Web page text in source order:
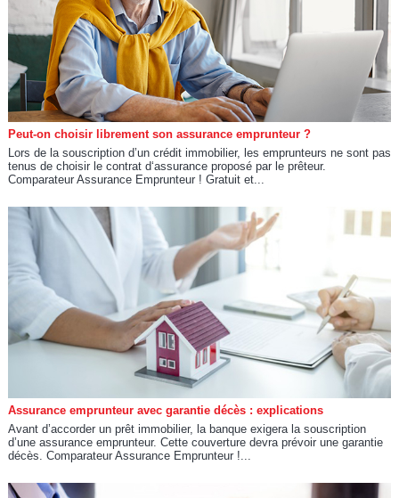
Peut-on choisir librement son assurance emprunteur ?
Lors de la souscription d’un crédit immobilier, les emprunteurs ne sont pas
tenus de choisir le contrat d‘assurance proposé par le prêteur.
Comparateur Assurance Emprunteur ! Gratuit et...
Assurance emprunteur avec garantie décès : explications
Avant d’accorder un prêt immobilier, la banque exigera la souscription
d’une assurance emprunteur. Cette couverture devra prévoir une garantie
décès. Comparateur Assurance Emprunteur !...